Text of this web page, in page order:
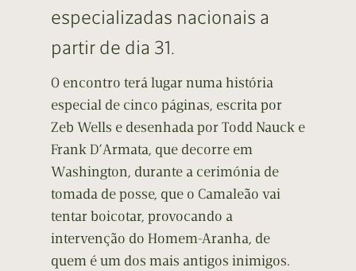
especializadas nacionais a
partir de dia 31.
O encontro terá lugar numa história
especial de cinco páginas, escrita por
Zeb Wells e desenhada por Todd Nauck e
Frank D’Armata, que decorre em
Washington, durante a cerimónia de
tomada de posse, que o Camaleão vai
tentar boicotar, provocando a
intervenção do Homem-Aranha, de
quem é um dos mais antigos inimigos.